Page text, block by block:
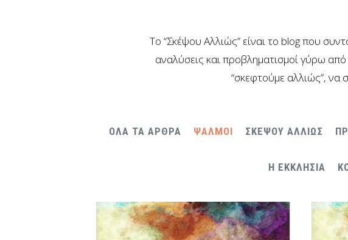
Το “Σκέψου Αλλιώς” είναι το blog που
αναλύσεις και προβληματισμοί γύρω
“σκεφτούμε αλλιώς”, να
ΟΛΑ ΤΑ ΑΡΘΡΑ ΨΑΛΜΟΙ ΣΚΕΨΟΥ ΑΛΛΙΩΣ
Η ΕΚΚΛΗΣΙΑ